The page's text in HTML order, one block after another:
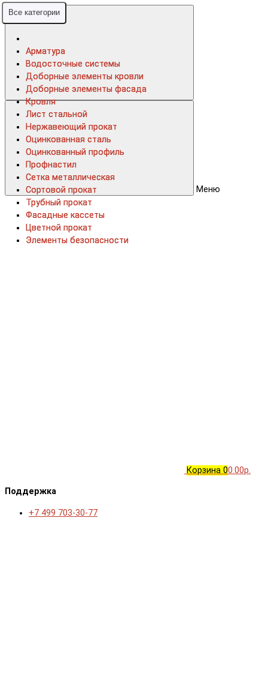
Меню
Корзина 00.00р.
Поддержка
+7 499 703-30-77
Все категории
Арматура
Водосточные системы
Доборные элементы кровли
Доборные элементы фасада
Кровля
Лист стальной
Нержавеющий прокат
Оцинкованная сталь
Оцинкованный профиль
Профнастил
Сетка металлическая
Сортовой прокат
Трубный прокат
Фасадные кассеты
Цветной прокат
Элементы безопасности
Все категории
Арматура
Водосточные системы
Доборные элементы кровли
Доборные элементы фасада
Кровля
Лист стальной
Нержавеющий прокат
Оцинкованная сталь
Оцинкованный профиль
Профнастил
Сетка металлическая
Сортовой прокат
Трубный прокат
Фасадные кассеты
Цветной прокат
Элементы безопасности